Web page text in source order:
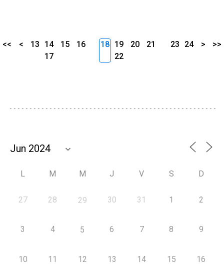
<< < 13 14 15
16
17
18 19 20
21
22
23 24 > >>
L M M J V S D
27 28 29 30 31 1 2
3 4 5 6 7 8 9
10 11 12 13 14 15 16